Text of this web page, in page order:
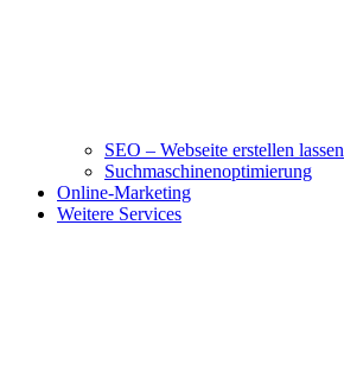
SEO – Webseite erstellen lassen
Suchmaschinenoptimierung
Online-Marketing
Weitere Services